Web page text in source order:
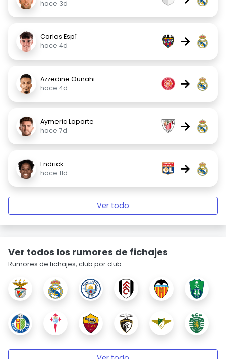
hace 3d
Carlos Espí
hace 4d
→
Azzedine Ounahi
hace 4d
→
Aymeric Laporte
hace 7d
→
Endrick
hace 11d
→
Ver todo
Ver todos los rumores de fichajes
Rumores de fichajes, club por club.